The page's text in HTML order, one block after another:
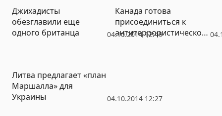
04.10.2014 12:49
Джихадисты
обезглавили еще
одного британца
Канада готова
присоединиться к
антитеррористической
04.10.2014 12:27
Литва предлагает «план
Маршалла» для
Украины